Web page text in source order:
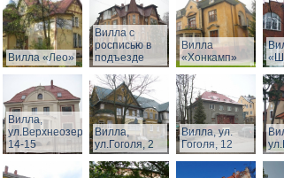
Вилла «Лео»
Вилла с
росписью в
подъезде
Вилла
«Хонкамп»
Вилла,
ул.Верхнеозерная,
14-15
Вилла,
ул.Гоголя, 2
Вилла, ул.
Гоголя, 12